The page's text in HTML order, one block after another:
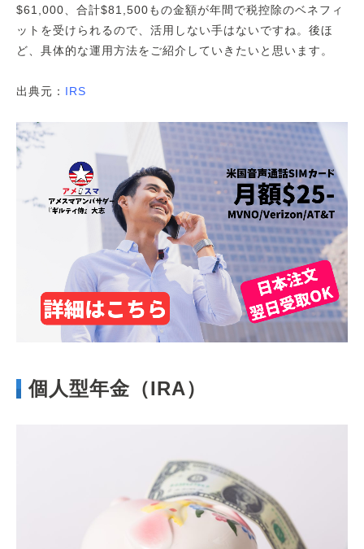
$61,000、合計$81,500もの金額が年間で税控除のベネフィ
ットを受けられるので、活用しない手はないですね。後ほ
ど、具体的な運用方法をご紹介していきたいと思います。
出典元： IRS
個人型年金（IRA）